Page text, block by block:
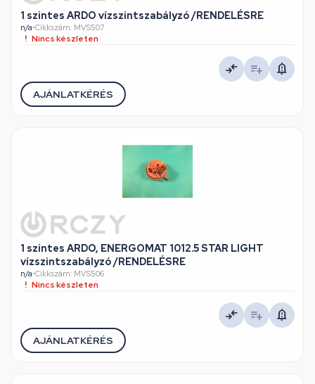
1 szintes ARDO vízszintszabályzó /RENDELÉSRE
n/a•Cikkszám: MVS507
Nincs készleten
AJÁNLATKÉRÉS
1 szintes ARDO, ENERGOMAT 1012.5 STAR LIGHT
vízszintszabályzó /RENDELÉSRE
n/a•Cikkszám: MVS506
Nincs készleten
AJÁNLATKÉRÉS